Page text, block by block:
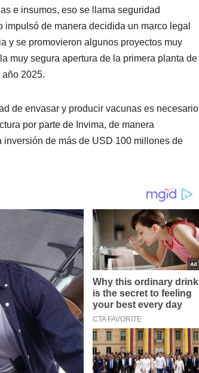
e insumos, eso se llama seguridad
de manera decidida un marco legal
y se promovieron algunos proyectos muy
muy segura apertura de la primera planta de
2025.
de envasar y producir vacunas es necesario
por parte de Invima, de manera
de más de USD 100 millones de